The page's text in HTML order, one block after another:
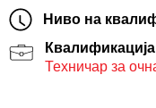
Ниво на
Техничар за